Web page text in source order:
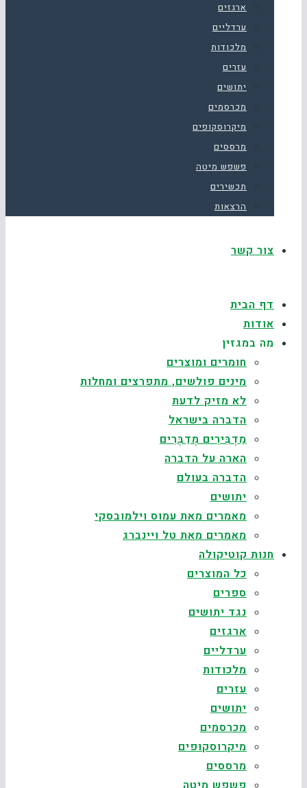
ארגזים
ערדליים
מלכודות
עזרים
יתושים
מכרסמים
מיקרוסקופים
מרססים
פשפש מיטה
תכשירים
הרצאות
צור קשר
דף הבית
אודות
מה במגזין
חומרים ומוצרים
מינים פולשים, מתפרצים ומחלות
לא מזיק לדעת
הדברה בישראל
מַדְבִּירִים מְדַבְּרִים
הארה על הדברה
הדברה בעולם
יתושים
מאמרים מאת עמוס וילמובסקי
מאמרים מאת טל ויינברג
חנות קוטיקולה
כל המוצרים
ספרים
נגד יתושים
ארגזים
ערדליים
מלכודות
עזרים
יתושים
מכרסמים
מיקרוסקופים
מרססים